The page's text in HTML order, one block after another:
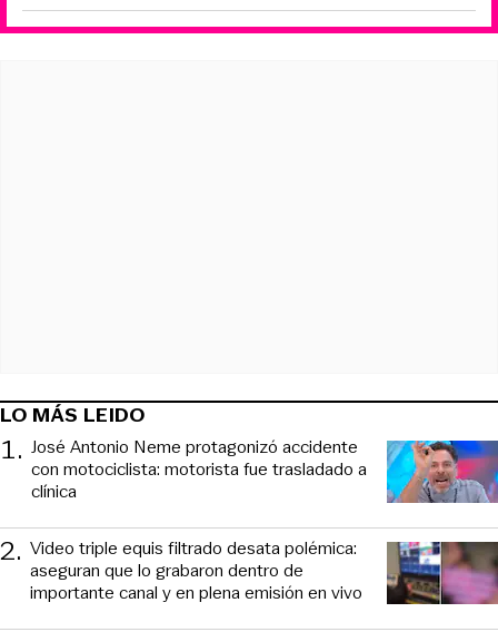
LO MÁS LEIDO
1. José Antonio Neme protagonizó accidente
con motociclista: motorista fue trasladado a
clínica
2. Video triple equis filtrado desata polémica:
aseguran que lo grabaron dentro de
importante canal y en plena emisión en vivo